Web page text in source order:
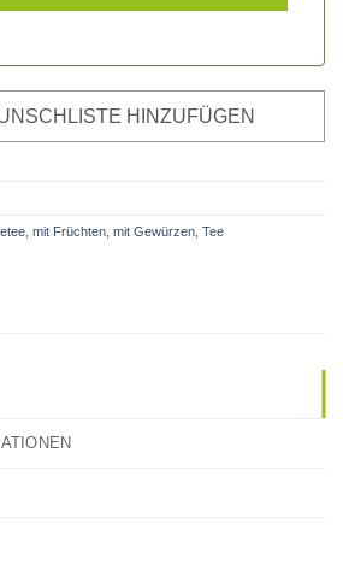
HINZUFÜGEN
mit Früchten mit Gewürzen Tee